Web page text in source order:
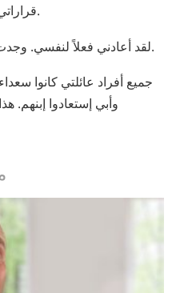
قراراتي التي أتخذها قرارات صائبة.
لقد أعادني فعلاً لنفسي. وجدت نفسي في الحياة الواقعية.
جميع أفراد عائلتي كانوا
وأبي إستعادوا إبنهم.